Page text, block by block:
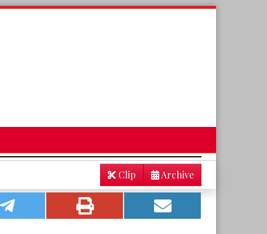
Archive
Clip